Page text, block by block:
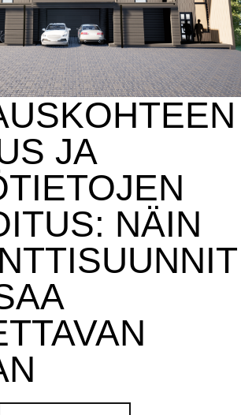
JA
NÄIN